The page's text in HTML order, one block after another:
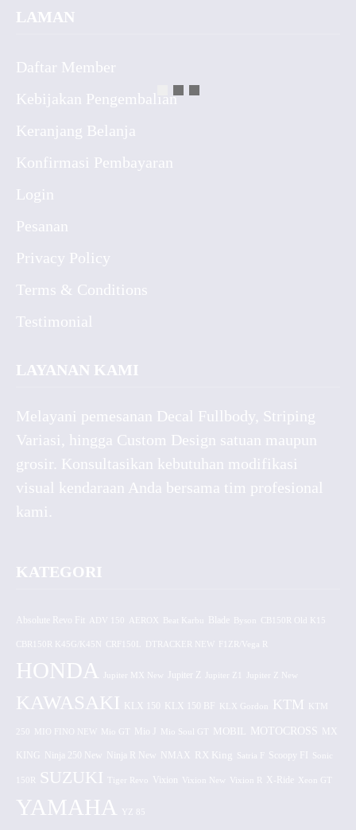
LAMAN
Daftar Member
Kebijakan Pengembalian
Keranjang Belanja
Konfirmasi Pembayaran
Login
Pesanan
Privacy Policy
Terms & Conditions
Testimonial
LAYANAN KAMI
Melayani pemesanan Decal Fullbody, Striping
Variasi, hingga Custom Design satuan maupun
grosir. Konsultasikan kebutuhan modifikasi
visual kendaraan Anda bersama tim profesional
kami.
KATEGORI
Absolute Revo Fit ADV 150 AEROX CB150R Old K15
CBR150R K45G/K45N CRF150L DTRACKER NEW F1ZR/Vega R
HONDA Jupiter MX New Jupiter Z
KAWASAKI KLX 150 KLX 150 BF KLX Gordon KTM KTM
250 MIO FINO NEW Mio GT Mio J Mio Soul GT MOBIL MOTOCROSS MX
KING Ninja 250 New Ninja R New NMAX RX King Satria F Scoopy FI Sonic
150R SUZUKI Tiger Revo Vixion Vixion New Vixion R X-Ride Xeon GT
YAMAHA YZ 85